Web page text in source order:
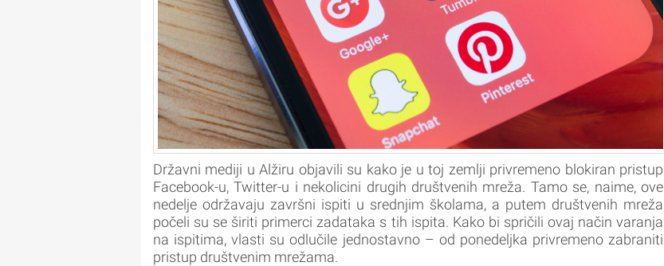
Državni mediji u Alžiru objavili su kako je u toj zemlji privremeno blokiran pristup
Facebook-u, Twitter-u i nekolicini drugih društvenih mreža. Tamo se, naime, ove
nedelje održavaju završni ispiti u srednjim školama, a putem društvenih mreža
počeli su se širiti primerci zadataka s tih ispita. Kako bi spričili ovaj način varanja
na ispitima, vlasti su odlučile jednostavno – od ponedeljka privremeno zabraniti
pristup društvenim mrežama.